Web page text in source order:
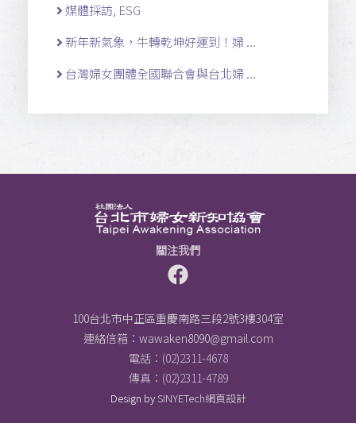
媒體採訪, ESG
新年新氣象，牛轉乾坤好運到！婦 ...
台灣婦女團體全國聯合會與台北婦 ...
關注我們
100台北市中正區重慶南路三段2號3樓304室
連絡信箱： wawaken8090@gmail.com
電話：(02)2311-4678
傳真：(02)2311-4789
Design by SINYETech網頁設計